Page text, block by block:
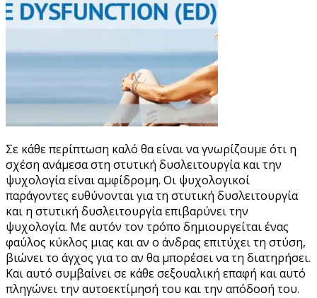
Σε κάθε περίπτωση καλό θα είναι να γνωρίζουμε ότι η
σχέση ανάμεσα στη στυτική δυσλειτουργία και την
ψυχολογία είναι αμφίδρομη. Οι ψυχολογικοί
παράγοντες ευθύνονται για τη στυτική δυσλειτουργία
και η στυτική δυσλειτουργία επιβαρύνει την
ψυχολογία. Με αυτόν τον τρόπο δημιουργείται ένας
φαύλος κύκλος μιας και αν ο άνδρας επιτύχει τη στύση,
βιώνει το άγχος για το αν θα μπορέσει να τη διατηρήσει.
Και αυτό συμβαίνει σε κάθε σεξουαλική επαφή και αυτό
πληγώνει την αυτοεκτίμησή του και την απόδοσή του.